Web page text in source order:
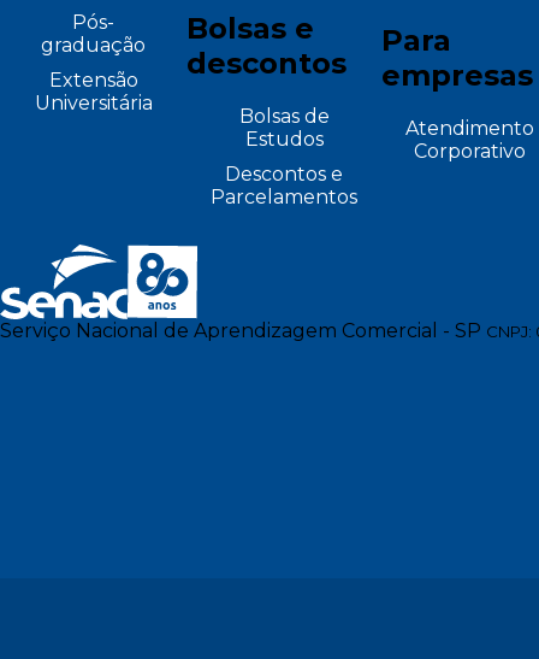
Pós-
graduação
Extensão
Universitária
Bolsas e
descontos
Bolsas de
Estudos
Descontos e
Parcelamentos
Para
empresas
Atendimento
Corporativo
Serviço Nacional de Aprendizagem Comercial - SP